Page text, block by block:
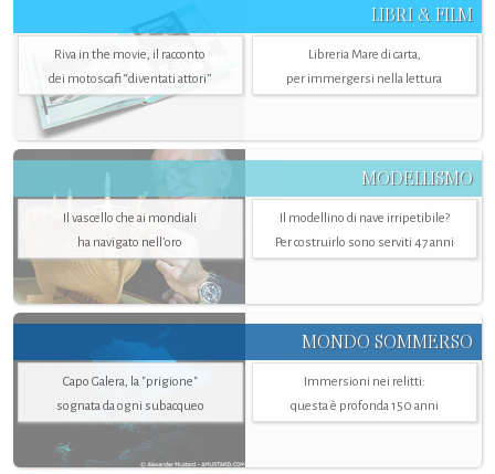
LIBRI & FILM
Riva in the movie, il racconto
dei motoscafi “diventati attori”
Libreria Mare di carta,
per immergersi nella lettura
MODELLISMO
Il vascello che ai mondiali
ha navigato nell’oro
Il modellino di nave irripetibile?
Per costruirlo sono serviti 47 anni
MONDO SOMMERSO
Capo Galera, la "prigione"
sognata da ogni subacqueo
Immersioni nei relitti:
questa è profonda 150 anni